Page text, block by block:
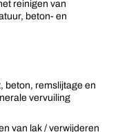
reinigen van
beton- en
beton, remslijtage en
vervuiling
van lak / verwijderen